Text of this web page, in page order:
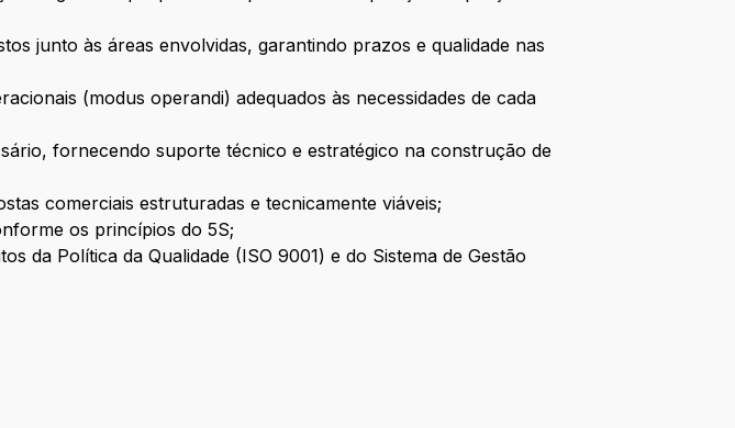
junto às áreas envolvidas, garantindo prazos e qualidade nas
(modus operandi) adequados às necessidades de cada
fornecendo suporte técnico e estratégico na construção de
comerciais estruturadas e tecnicamente viáveis;
os princípios do 5S;
da Política da Qualidade (ISO 9001) e do Sistema de Gestão